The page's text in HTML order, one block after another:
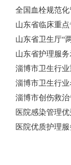
全国血栓规范
山东省临床重点
山东省卫生厅“
山东省护理服
淄博市卫生行
淄博市卫生行
淄博市创伤救
医院感染管理
医院优质护理